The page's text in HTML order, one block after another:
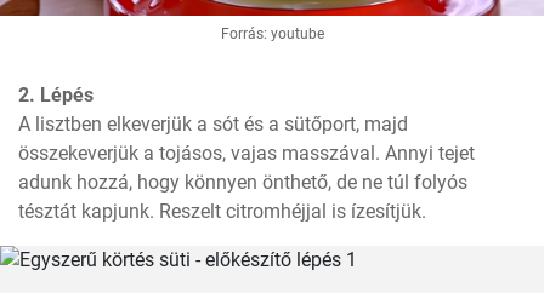
Forrás: youtube
2. Lépés
A lisztben elkeverjük a sót és a sütőport, majd
összekeverjük a tojásos, vajas masszával. Annyi tejet
adunk hozzá, hogy könnyen önthető, de ne túl folyós
tésztát kapjunk. Reszelt citromhéjjal is ízesítjük.